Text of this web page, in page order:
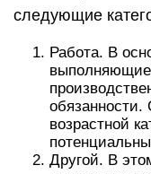
следующие
Работа. В
обязанности.
возрастной
Другой. В